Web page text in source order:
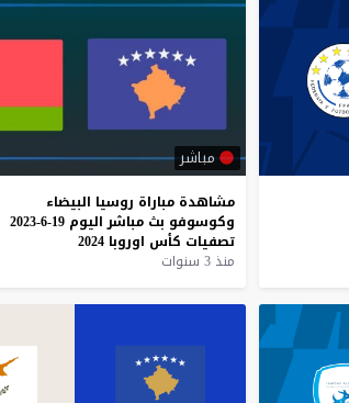
مباشر
مشاهدة مباراة روسيا البيضاء
وكوسوفو بث مباشر اليوم 19-6-2023
تصفيات كأس اوروبا 2024
منذ 3 سنوات